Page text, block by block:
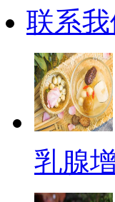
联系我
乳腺